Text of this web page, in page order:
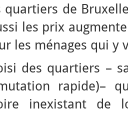
quartiers de
les prix
les ménages qui y
des quartiers –
rapide)–
inexistant de